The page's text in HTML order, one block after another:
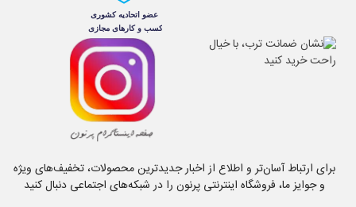
برای ارتباط آسان‌تر و اطلاع از اخبار جدیدترین محصولات، تخفیف‌های ویژه
و جوایز ما، فروشگاه اینترنتی پرنون را در شبکه‌های اجتماعی دنبال کنید